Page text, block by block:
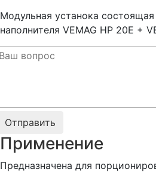
Модульная устанока
наполнителя VEMAG HP 20E +
Применение
Предназначена для